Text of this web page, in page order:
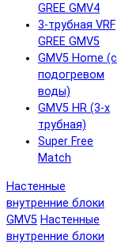
GREE GMV4
3-трубная VRF
GREE GMV5
GMV5 Home (с
подогревом
воды)
GMV5 HR (3-х
трубная)
Super Free
Match
Настенные
внутренние блоки
GMV5 Настенные
внутренние блоки